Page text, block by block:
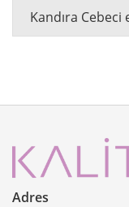
Kandıra Cebeci
Adres